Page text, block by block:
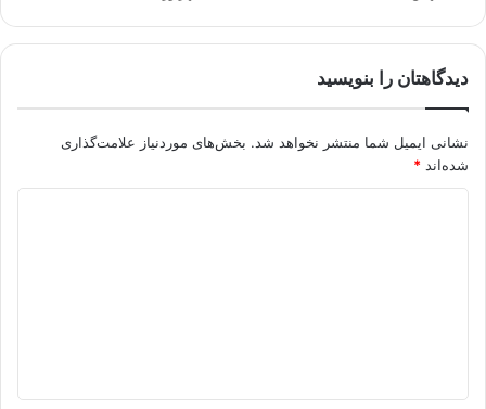
دیدگاهتان را بنویسید
نشانی ایمیل شما منتشر نخواهد شد. بخش‌های موردنیاز علامت‌گذاری
شده‌اند *
*